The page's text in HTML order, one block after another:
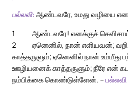
பல்லவி: ஆண்டவரே, உமது வழியை
1
ஆண்டவரே! எனக்குச்
ஏனெனில், நான் எளியவன்;
2
காத்தருளும்; ஏனெனில் நான் உம்மீது
ஊழியனைக் காத்தருளும்; நீரே என்
நம்பிக்கை கொண்டுள்ளேன். – பல்லவி